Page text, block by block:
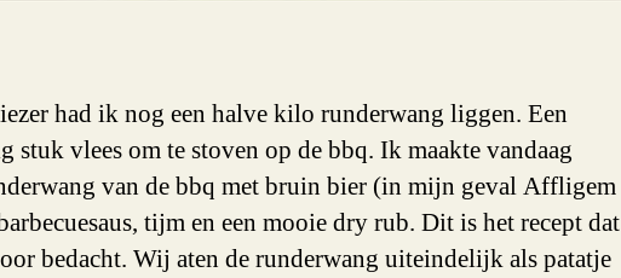
had ik nog een halve kilo runderwang liggen. Een
stuk vlees om te stoven op de bbq. Ik maakte vandaag
van de bbq met bruin bier (in mijn geval Affligem
tijm en een mooie dry rub. Dit is het recept dat
bedacht. Wij aten de runderwang uiteindelijk als patatje